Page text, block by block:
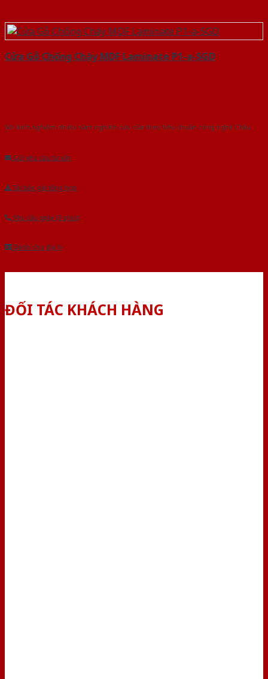
Cửa Gỗ Chống Cháy MDF Laminate P1-a-SGD
Với kinh nghiệm nhiêu năm nghiên cứu cửa theo tiêu chuẩn công nghệ Châu
Gửi yêu cầu tư vấn
Tải báo giá tổng hợp
Yêu cầu gọi lại (3 phút)
Dành cho đại lý
ĐỐI TÁC KHÁCH HÀNG